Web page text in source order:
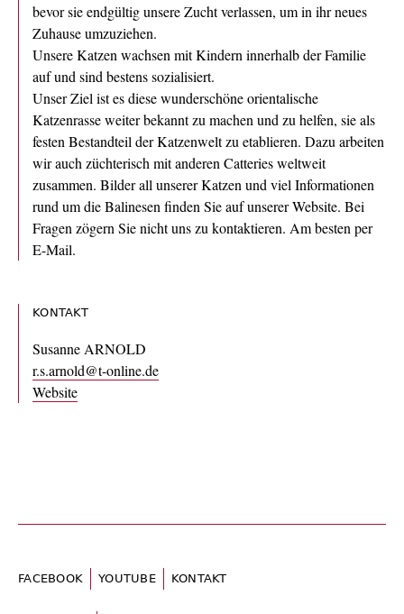
bevor sie endgültig unsere Zucht verlassen, um in ihr neues
Zuhause umzuziehen.
Unsere Katzen wachsen mit Kindern innerhalb der Familie
auf und sind bestens sozialisiert.
Unser Ziel ist es diese wunderschöne orientalische
Katzenrasse weiter bekannt zu machen und zu helfen, sie als
festen Bestandteil der Katzenwelt zu etablieren. Dazu arbeiten
wir auch züchterisch mit anderen Catteries weltweit
zusammen. Bilder all unserer Katzen und viel Informationen
rund um die Balinesen finden Sie auf unserer Website. Bei
Fragen zögern Sie nicht uns zu kontaktieren. Am besten per
E-Mail.
KONTAKT
Susanne ARNOLD
r.s.arnold@t-online.de
Website
FACEBOOK YOUTUBE KONTAKT